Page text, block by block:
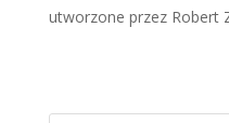
utworzone przez Robert